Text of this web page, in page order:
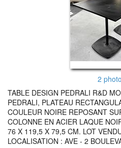
2
TABLE DESIGN PEDRALI R&D
PEDRALI, PLATEAU
COULEUR NOIRE REPOSANT
COLONNE EN ACIER LAQUE
76 X 119,5 X 79,5 CM. LOT
LOCALISATION : AVE - 2